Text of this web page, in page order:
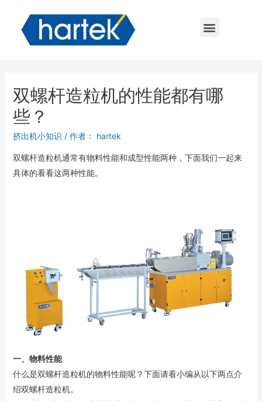
双螺杆造粒机的性能都有哪
些？
挤出机小知识 / 作者： hartek
双螺杆造粒机通常有物料性能和成型性能两种，下面我们一起来
具体的看看这两种性能。
一、物料性能
什么是双螺杆造粒机的物料性能呢？下面请看小编从以下两点介
绍双螺杆造粒机。